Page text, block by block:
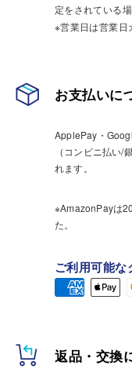
定をされている
※営業日は営業
お支払いに
ApplePay・
（コンビニ払い/
れます。
※AmazonPayは
た。
ご利用可能な
返品・交換